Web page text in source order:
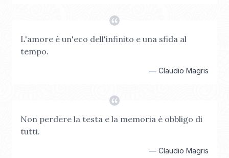
L'amore è un'eco dell'infinito e una sfida al
tempo.
— Claudio Magris
Non perdere la testa e la memoria è obbligo di
tutti.
— Claudio Magris